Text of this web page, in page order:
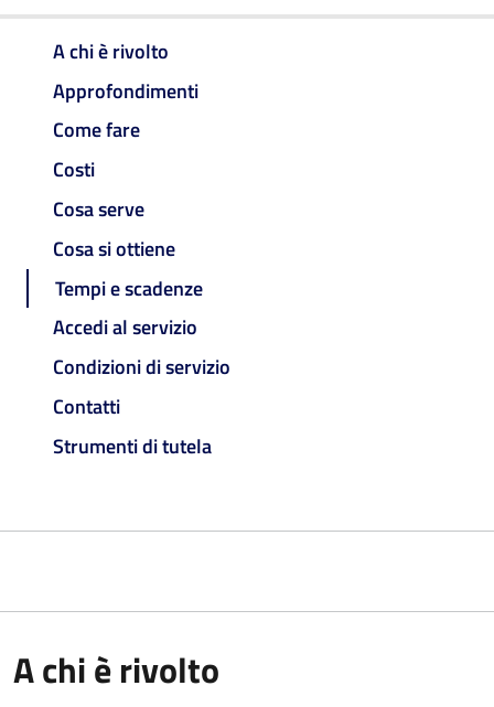
A chi è rivolto
Approfondimenti
Come fare
Costi
Cosa serve
Cosa si ottiene
Tempi e scadenze
Accedi al servizio
Condizioni di servizio
Contatti
Strumenti di tutela
A chi è rivolto